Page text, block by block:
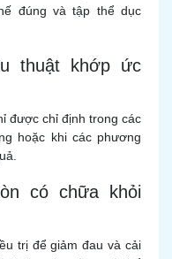
đúng và tập thể dục
thuật khớp ức
được chỉ định trong các
hoặc khi các phương
có chữa khỏi
trị để giảm đau và cải